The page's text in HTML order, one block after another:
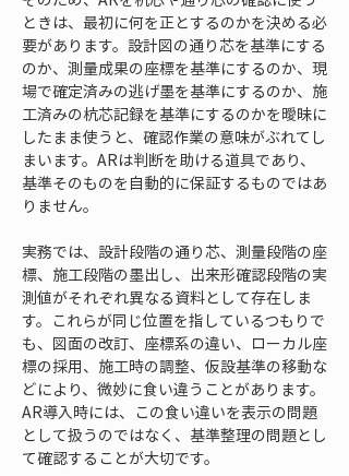
ときは、最初に何を正とするのかを決める必
要があります。設計図の通り芯を基準にする
のか、測量成果の座標を基準にするのか、現
場で確定済みの逃げ墨を基準にするのか、施
工済みの杭芯記録を基準にするのかを曖昧に
したまま使うと、確認作業の意味がぶれてし
まいます。ARは判断を助ける道具であり、
基準そのものを自動的に保証するものではあ
りません。
実務では、設計段階の通り芯、測量段階の座
標、施工段階の墨出し、出来形確認段階の実
測値がそれぞれ異なる資料として存在しま
す。これらが同じ位置を指しているつもりで
も、図面の改訂、座標系の違い、ローカル座
標の採用、施工時の調整、仮設基準の移動な
どにより、微妙に食い違うことがあります。
AR導入時には、この食い違いを表示の問題
として扱うのではなく、基準整理の問題とし
て確認することが大切です。